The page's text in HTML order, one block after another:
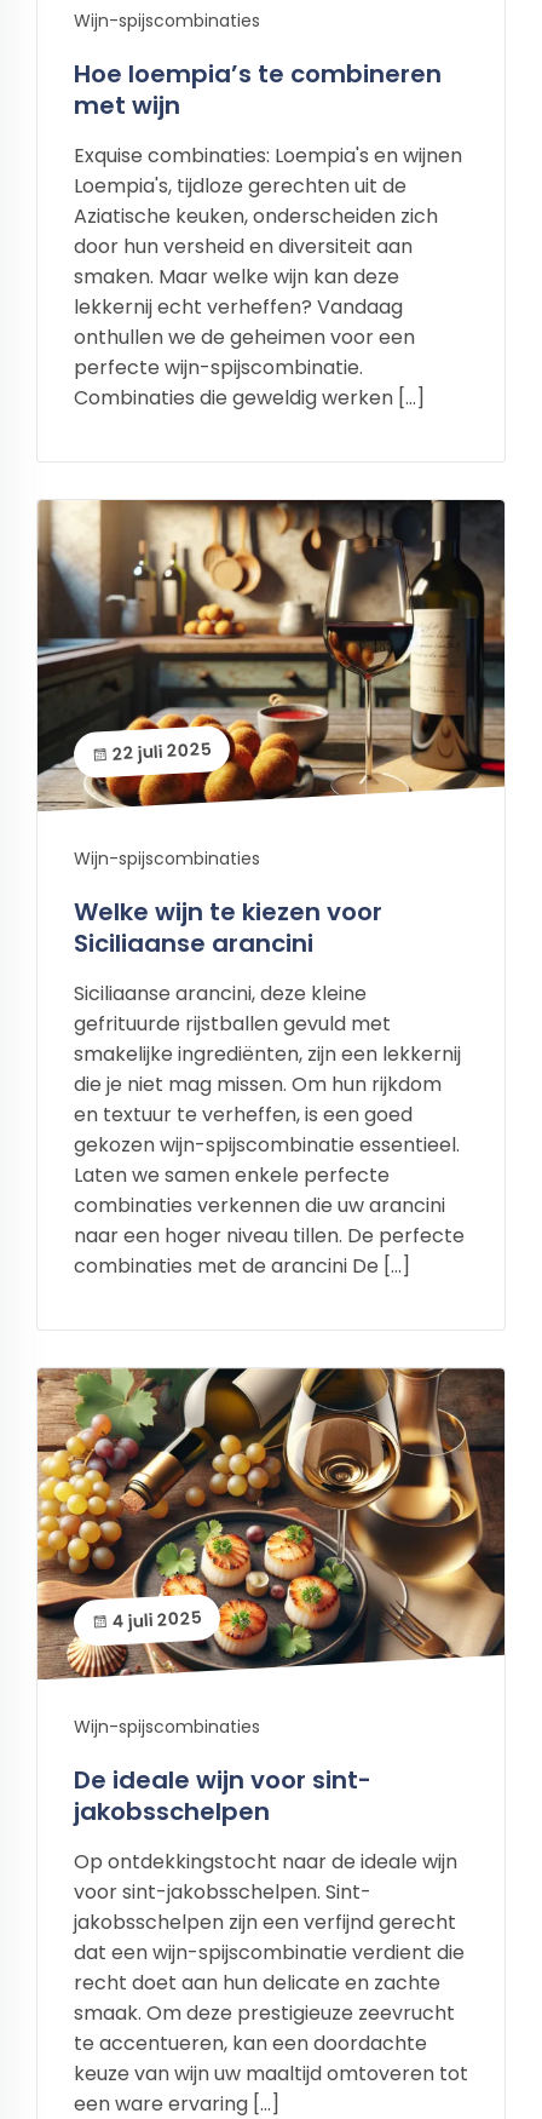
Wijn-spijscombinaties
Hoe loempia’s te combineren
met wijn
Exquise combinaties: Loempia's en wijnen
Loempia's, tijdloze gerechten uit de
Aziatische keuken, onderscheiden zich
door hun versheid en diversiteit aan
smaken. Maar welke wijn kan deze
lekkernij echt verheffen? Vandaag
onthullen we de geheimen voor een
perfecte wijn-spijscombinatie.
Combinaties die geweldig werken […]
22 juli 2025
Wijn-spijscombinaties
Welke wijn te kiezen voor
Siciliaanse arancini
Siciliaanse arancini, deze kleine
gefrituurde rijstballen gevuld met
smakelijke ingrediënten, zijn een lekkernij
die je niet mag missen. Om hun rijkdom
en textuur te verheffen, is een goed
gekozen wijn-spijscombinatie essentieel.
Laten we samen enkele perfecte
combinaties verkennen die uw arancini
naar een hoger niveau tillen. De perfecte
combinaties met de arancini De […]
4 juli 2025
Wijn-spijscombinaties
De ideale wijn voor sint-
jakobsschelpen
Op ontdekkingstocht naar de ideale wijn
voor sint-jakobsschelpen. Sint-
jakobsschelpen zijn een verfijnd gerecht
dat een wijn-spijscombinatie verdient die
recht doet aan hun delicate en zachte
smaak. Om deze prestigieuze zeevrucht
te accentueren, kan een doordachte
keuze van wijn uw maaltijd omtoveren tot
een ware ervaring […]